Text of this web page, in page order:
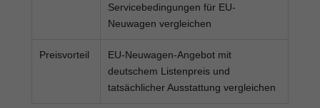
Servicebedingungen für EU-
Neuwagen vergleichen
Preisvorteil
EU-Neuwagen-Angebot mit
deutschem Listenpreis und
tatsächlicher Ausstattung vergleichen